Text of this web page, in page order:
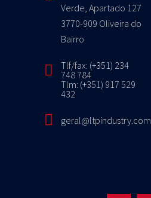
Verde, Apartado 127
3770-909 Oliveira do
Bairro
Tlf/fax: (+351) 234
748 784
Tlm: (+351) 917 529
432
geral@ltpindustry.com